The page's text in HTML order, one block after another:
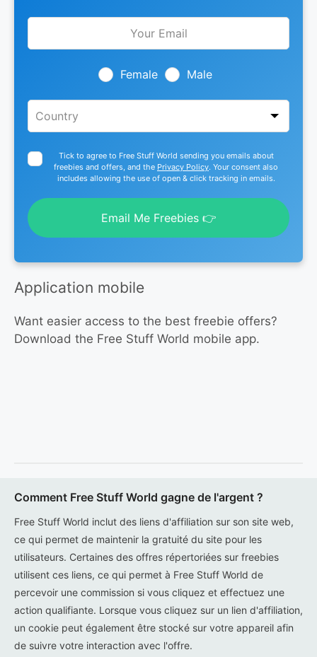
Leave
Female Male
Tick to agree to Free Stuff World sending you emails about
freebies and offers, and the Privacy Policy. Your consent also
includes allowing the use of open & click tracking in emails.
Email Me Freebies 👉
Application mobile
Want easier access to the best freebie offers?
Download the Free Stuff World mobile app.
Comment Free Stuff World gagne de l'argent ?
Free Stuff World inclut des liens d'affiliation sur son site web,
ce qui permet de maintenir la gratuité du site pour les
utilisateurs. Certaines des offres répertoriées sur freebies
utilisent ces liens, ce qui permet à Free Stuff World de
percevoir une commission si vous cliquez et effectuez une
action qualifiante. Lorsque vous cliquez sur un lien d'affiliation,
un cookie peut également être stocké sur votre appareil afin
de suivre votre interaction avec l'offre.